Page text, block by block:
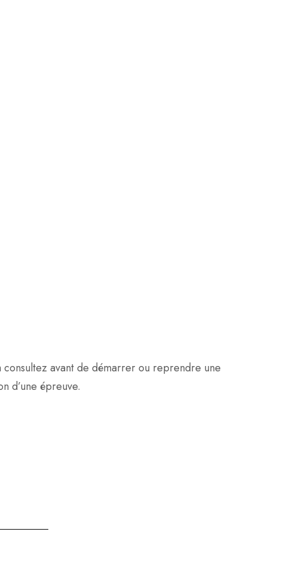
avant de démarrer ou reprendre une
d’une épreuve.